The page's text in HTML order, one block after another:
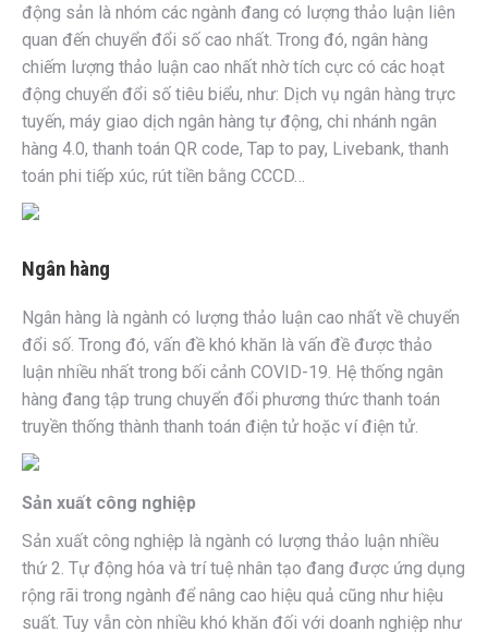
động sản là nhóm các ngành đang có lượng thảo luận liên
quan đến chuyển đổi số cao nhất. Trong đó, ngân hàng
chiếm lượng thảo luận cao nhất nhờ tích cực có các hoạt
động chuyển đổi số tiêu biểu, như: Dịch vụ ngân hàng trực
tuyến, máy giao dịch ngân hàng tự động, chi nhánh ngân
hàng 4.0, thanh toán QR code, Tap to pay, Livebank, thanh
toán phi tiếp xúc, rút tiền bằng CCCD…
Ngân hàng
Ngân hàng là ngành có lượng thảo luận cao nhất về chuyển
đổi số. Trong đó, vấn đề khó khăn là vấn đề được thảo
luận nhiều nhất trong bối cảnh COVID-19. Hệ thống ngân
hàng đang tập trung chuyển đổi phương thức thanh toán
truyền thống thành thanh toán điện tử hoặc ví điện tử.
Sản xuất công nghiệp
Sản xuất công nghiệp là ngành có lượng thảo luận nhiều
thứ 2. Tự động hóa và trí tuệ nhân tạo đang được ứng dụng
rộng rãi trong ngành để nâng cao hiệu quả cũng như hiệu
suất. Tuy vẫn còn nhiều khó khăn đối với doanh nghiệp như